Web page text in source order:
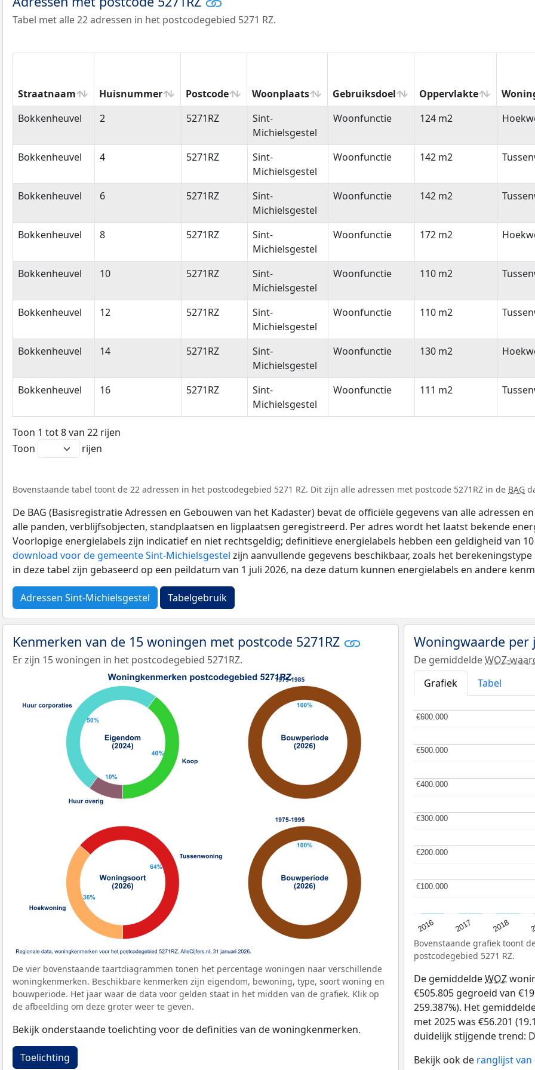
Tabel met alle 22 adressen in het postcodegebied 5271 RZ.
Straatnaam Huisnummer Postcode Woonplaats Gebruiksdoel Oppervlakte
Straatnaam
Huisnummer Postcode Woonplaats Gebruiksdoel Oppervlakte
Bokkenheuvel 2 5271RZ
Sint-
Michielsgestel
Woonfunctie 124 m2
Bokkenheuvel 4 5271RZ
Sint-
Michielsgestel
Woonfunctie 142 m2
Bokkenheuvel 6 5271RZ
Sint-
Michielsgestel
Woonfunctie 142 m2
Bokkenheuvel 8 5271RZ
Sint-
Michielsgestel
Woonfunctie 172 m2
Bokkenheuvel 10 5271RZ
Sint-
Michielsgestel
Woonfunctie 110 m2
Bokkenheuvel 12 5271RZ
Sint-
Michielsgestel
Woonfunctie 110 m2
Bokkenheuvel 14 5271RZ
Sint-
Michielsgestel
Woonfunctie 130 m2
Bokkenheuvel 16 5271RZ
Sint-
Michielsgestel
Woonfunctie 111 m2
Toon 1 tot 8 van 22 rijen
Toon
rijen
Bovenstaande tabel toont de 22 adressen in het postcodegebied 5271 RZ. Dit zijn alle adressen met postcode 5271RZ in de BAG
De BAG (Basisregistratie Adressen en Gebouwen van het Kadaster) bevat de officiële gegevens van alle adressen
alle panden, verblijfsobjecten, standplaatsen en ligplaatsen geregistreerd. Per adres wordt het laatst bekende
Voorlopige energielabels zijn indicatief en niet rechtsgeldig; definitieve energielabels hebben een geldigheid van
download voor de gemeente Sint-Michielsgestel zijn aanvullende gegevens beschikbaar, zoals het
in deze tabel zijn gebaseerd op een peildatum van 1 juli 2026, na deze datum kunnen energielabels en andere
Adressen Sint-Michielsgestel Tabelgebruik
Kenmerken van de 15 woningen met postcode 5271RZ
Er zijn 15 woningen in het postcodegebied 5271RZ.
De vier bovenstaande taartdiagrammen tonen het percentage woningen naar verschillende
woningkenmerken. Beschikbare kenmerken zijn eigendom, bewoning, type, soort woning en
bouwperiode. Het jaar waar de data voor gelden staat in het midden van de grafiek. Klik op
de afbeelding om deze groter weer te geven.
Bekijk onderstaande toelichting voor de definities van de woningkenmerken.
Toelichting
Woningwaarde
De gemiddeldeWOZ-
Grafiek
Tabel
2016 2017 2018
€100.000
€100.000
€200.000
€200.000
€300.000
€300.000
€400.000
€400.000
€500.000
€500.000
€600.000
€600.000
Bovenstaande grafiek toont
postcodegebied 5271 RZ.
De gemiddeldeWOZ
€505.805 gegroeid van
259.387%). Het
met 2025 was €56.201
duidelijk stijgende trend:
Bekijk ook de ranglijst